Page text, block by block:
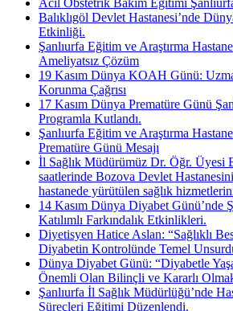
Balıklıgöl Devlet Hastanesi’nde
Etkinliği.
Şanlıurfa Eğitim ve Araştırma
Ameliyatsız Çözüm
19 Kasım Dünya KOAH Günü:
Korunma Çağrısı
17 Kasım Dünya Prematüre Günü
Programla Kutlandı.
Şanlıurfa Eğitim ve Araştırma
Prematüre Günü Mesajı
İl Sağlık Müdürümüz Dr. Öğr. Üyesi
saatlerinde Bozova Devlet
hastanede yürütülen sağlık
14 Kasım Dünya Diyabet Günü’nde
Katılımlı Farkındalık Etkinlikleri.
Diyetisyen Hatice Aslan: “Sağlıklı
Diyabetin Kontrolünde Temel
Dünya Diyabet Günü: “Diyabetle
Önemli Olan Bilinçli ve Kararlı
Şanlıurfa İl Sağlık Müdürlüğü’nde
Süreçleri Eğitimi Düzenlendi.